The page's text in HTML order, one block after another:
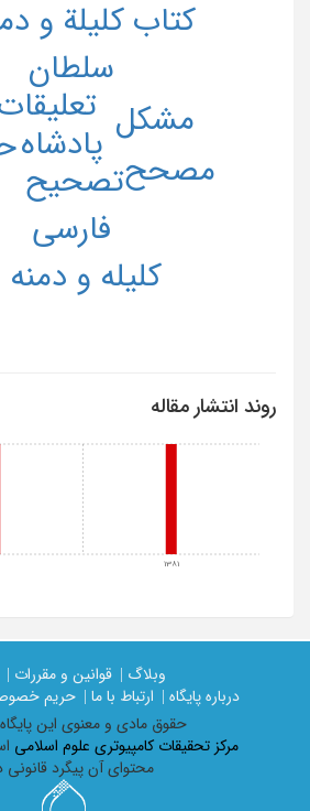
پادشاه
تصحیح
سلطان
فارسی
مشکل
مصحح
کتاب کلیلة و
کلیله و دمنه
روند انتشار مقاله
1381
وبلاگ | قوانین و مقررات |
درباره پایگاه |
ارتباط با ما | حریم
حقوق مادی و معنوی اين
مرکز تحقیقات کامپیوتری علوم اسلامی
محتوای آن پیگرد قانونی